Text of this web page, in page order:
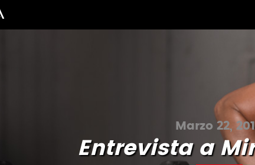
Marzo 22,
Entrevista a